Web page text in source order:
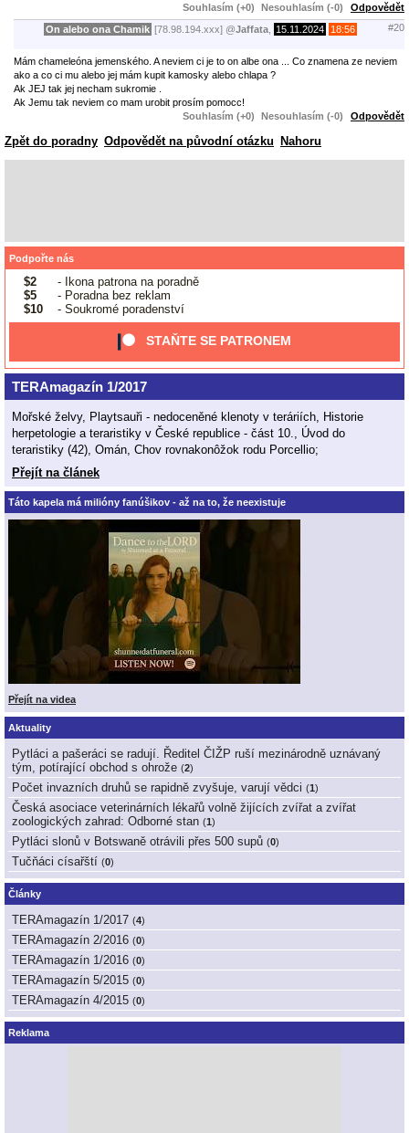
Souhlasím (+0) Nesouhlasím (-0) Odpovědět
On alebo ona Chamik [78.98.194.xxx] @Jaffata 15.11.2024 18:56 #20
Mám chameleóna jemenského. A neviem ci je to on albe ona ... Co znamena ze neviem
ako a co ci mu alebo jej mám kupit kamosky alebo chlapa ?
Ak JEJ tak jej necham sukromie .
Ak Jemu tak neviem co mam urobit prosím pomocc!
Souhlasím (+0)
Nesouhlasím (-0) Odpovědět
Zpět do poradny Odpovědět na původní otázku Nahoru
Podpořte nás
$2
- Ikona patrona na poradně
$5
- Poradna bez reklam
$10
- Soukromé poradenství
STAŇTE SE PATRONEM
TERAmagazín 1/2017
Mořské želvy, Playtsauři - nedoceněné klenoty v teráriích, Historie
herpetologie a teraristiky v České republice - část 10., Úvod do
teraristiky (42), Omán, Chov rovnakonôžok rodu Porcellio;
Přejít na článek
Táto kapela má milióny fanúšikov - až na to, že neexistuje
Přejít na videa
Aktuality
Pytláci a pašeráci se radují. Ředitel ČIŽP ruší mezinárodně uznávaný
tým, potírající obchod s ohrože (2)
Počet invazních druhů se rapidně zvyšuje, varují vědci (1)
Česká asociace veterinárních lékařů volně žijících zvířat a zvířat
zoologických zahrad: Odborné stan (1)
Pytláci slonů v Botswaně otrávili přes 500 supů (0)
Tučňáci císařští (0)
Články
TERAmagazín 1/2017 (4)
TERAmagazín 2/2016 (0)
TERAmagazín 1/2016 (0)
TERAmagazín 5/2015 (0)
TERAmagazín 4/2015 (0)
Reklama